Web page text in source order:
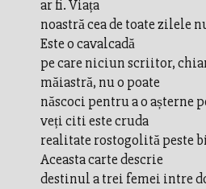
ar fi. Viața
noastră cea de toate zilele
Este o cavalcadă
pe care niciun scriitor,
măiastră, nu o poate
născoci pentru a o așterne
veți citi este cruda
realitate rostogolită peste
Aceasta carte descrie
destinul a trei femei intre